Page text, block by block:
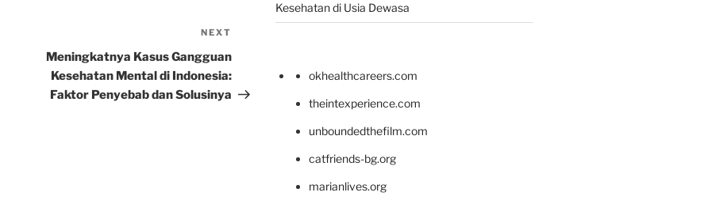
Post
NEXT
Meningkatnya Kasus Gangguan
Kesehatan Mental di Indonesia:
Faktor Penyebab dan Solusinya
Kesehatan di Usia Dewasa
okhealthcareers.com
theintexperience.com
unboundedthefilm.com
catfriends-bg.org
marianlives.org